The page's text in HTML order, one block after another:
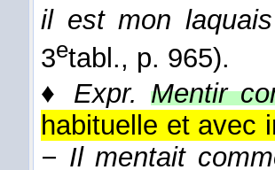
il est mon
3etabl., p. 965).
♦ Expr. Mentir
habituelle et avec
− Il mentait